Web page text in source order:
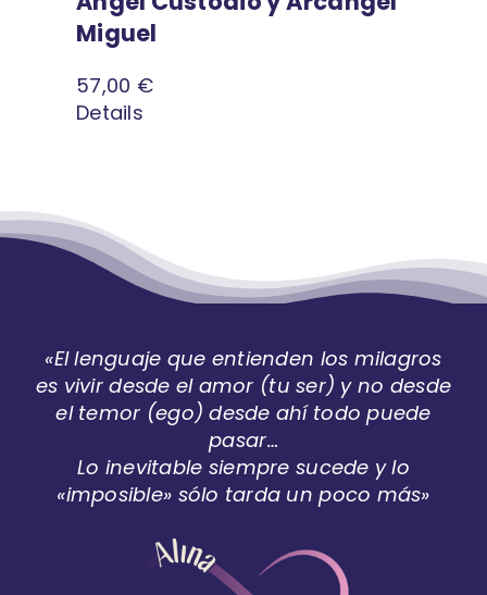
Miguel
57,00 €
Details
«El lenguaje que entienden los milagros
es vivir desde el amor (tu ser) y no desde
el temor (ego) desde ahí todo puede
pasar…
Lo inevitable siempre sucede y lo
«imposible» sólo tarda un poco más»